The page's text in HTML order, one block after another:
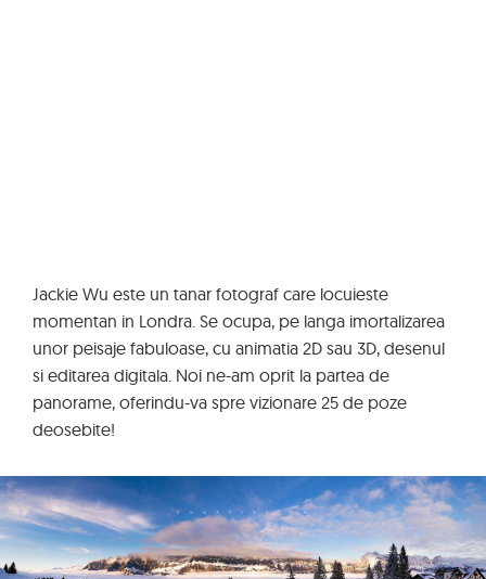
Jackie Wu este un tanar fotograf care locuieste
momentan in Londra. Se ocupa, pe langa imortalizarea
unor peisaje fabuloase, cu animatia 2D sau 3D, desenul
si editarea digitala. Noi ne-am oprit la partea de
panorame, oferindu-va spre vizionare 25 de poze
deosebite!